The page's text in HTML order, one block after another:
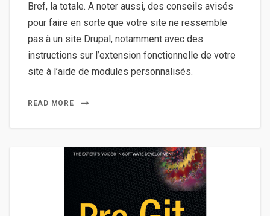
Bref, la totale. A noter aussi, des conseils avisés
pour faire en sorte que votre site ne ressemble
pas à un site Drupal, notamment avec des
instructions sur l’extension fonctionnelle de votre
site à l’aide de modules personnalisés.
READ MORE